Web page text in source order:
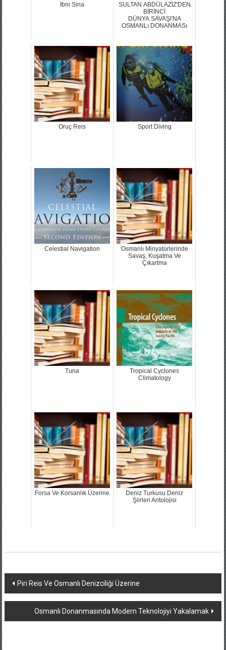
İbni Sina
SULTAN ABDÜLAZİZ'DEN
BİRİNCİ
DÜNYA SAVAŞl'NA
OSMANLı DONANMASı
Oruç Reis Sport Diving
Celestial Navigation
Osmanlı Minyatürlerinde
Savaş, Kuşatma Ve
Çıkartma
Tuna
Tropical Cyclones
Climatology
Forsa Ve Korsanlık Üzerine
Deniz Turkusu Deniz
Şiirleri Antolojisi
Yazı
dolaşımı
Piri Reis Ve Osmanlı Denizciliği Üzerine
Osmanlı Donanmasında Modern Teknolojiyi Yakalamak